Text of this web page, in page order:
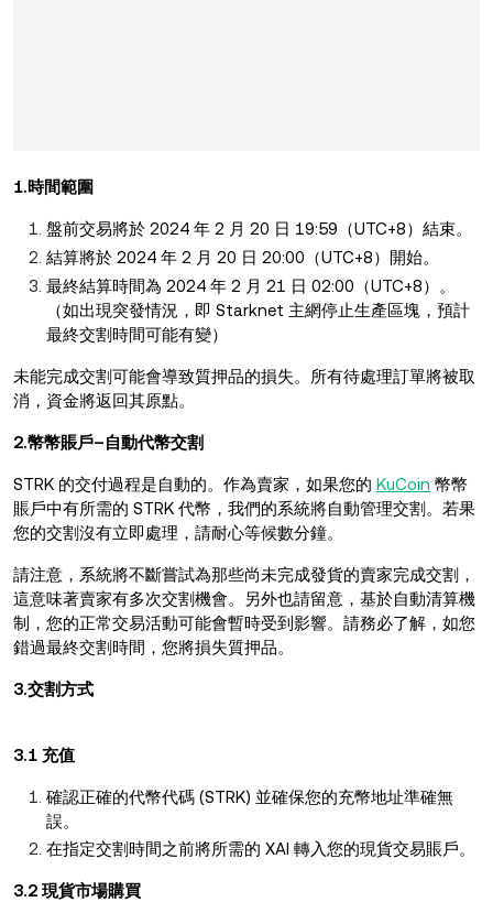
1.時間範圍
盤前交易將於 2024 年 2 月 20 日 19:59（UTC+8）結束。
結算將於 2024 年 2 月 20 日 20:00（UTC+8）開始。
最終結算時間為 2024 年 2 月 21 日 02:00（UTC+8）。
（如出現突發情況，即 Starknet 主網停止生產區塊，預計
最終交割時間可能有變）
未能完成交割可能會導致質押品的損失。所有待處理訂單將被取
消，資金將返回其原點。
2.幣幣賬戶–自動代幣交割
STRK 的交付過程是自動的。作為賣家，如果您的 KuCoin 幣幣
賬戶中有所需的 STRK 代幣，我們的系統將自動管理交割。若果
您的交割沒有立即處理，請耐心等候數分鐘。
請注意，系統將不斷嘗試為那些尚未完成發貨的賣家完成交割，
這意味著賣家有多次交割機會。另外也請留意，基於自動清算機
制，您的正常交易活動可能會暫時受到影響。請務必了解，如您
錯過最終交割時間，您將損失質押品。
3.交割方式
3.1 充值
確認正確的代幣代碼 (STRK) 並確保您的充幣地址準確無
誤。
在指定交割時間之前將所需的 XAI 轉入您的現貨交易賬戶。
3.2 現貨市場購買